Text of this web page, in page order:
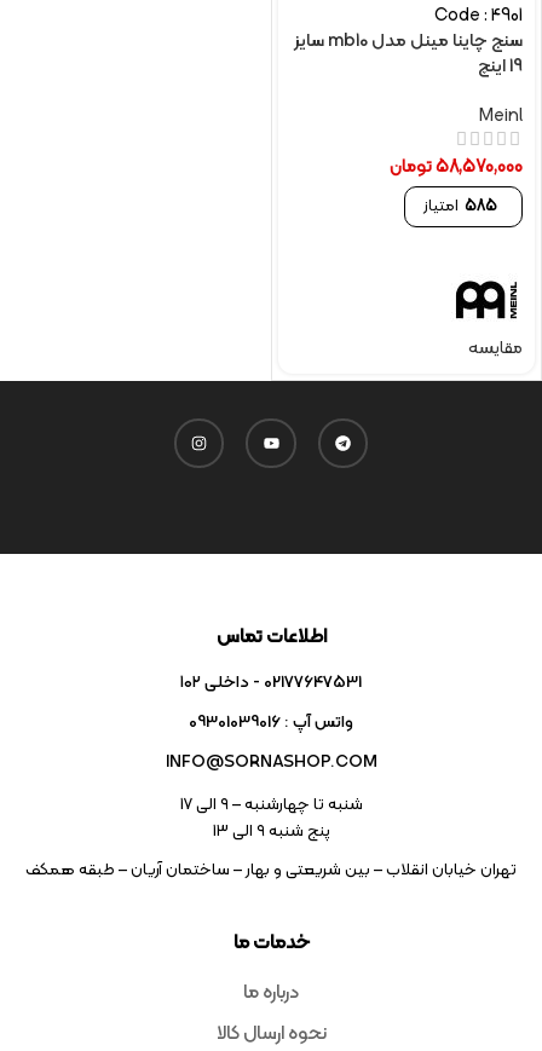
Code : 4901
سنج چاینا مینل مدل mb10 سایز
19 اینچ
Meinl
58,570,000تومان
585 امتیاز
مقایسه
خدمات ما
درباره ما
نحوه ارسال کالا
اطلاعات تماس
02177647531 - داخلی ۱۰۲
واتس آپ : 09301039016
INFO@SORNASHOP.COM
شنبه تا چهارشنبه – ۹ الی 17
پنج شنبه ۹ الی 13
تهران خیابان انقلاب – بین شریعتی و بهار – ساختمان آریان – طبقه همکف